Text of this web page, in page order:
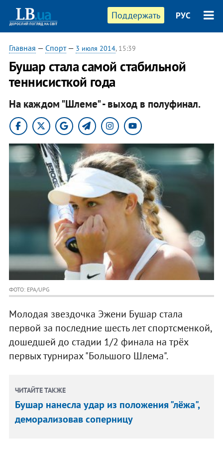
Поддержать РУС
Главная — Спорт— 3 июля 2014, 15:39
Бушар стала самой стабильной
теннисисткой года
На каждом "Шлеме" - выход в полуфинал.
ФОТО: EPA/UPG
Молодая звездочка Эжени Бушар стала
первой за последние шесть лет спортсменкой,
дошедшей до стадии 1/2 финала на трёх
первых турнирах "Большого Шлема".
ЧИТАЙТЕ ТАКЖЕ
Бушар нанесла удар из положения "лёжа",
деморализовав соперницу